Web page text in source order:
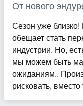
От нового
Сезон уже
обещает стать
индустрии. Но,
мы можем быть
ожиданиям..
рисковать, вместо